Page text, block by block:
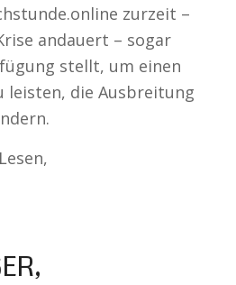
zurzeit –
andauert – sogar
stellt, um einen
leisten, die Ausbreitung